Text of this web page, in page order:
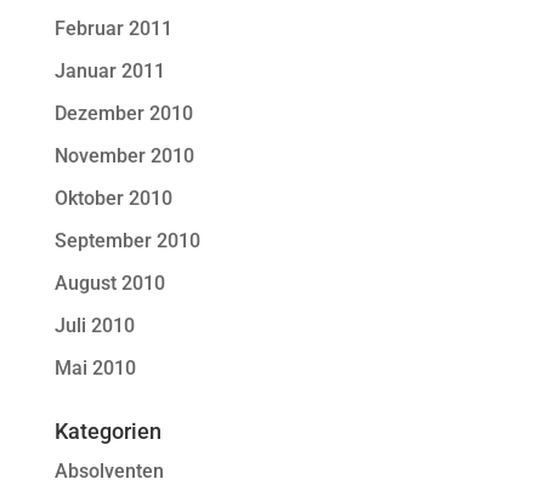
Februar 2011
Januar 2011
Dezember 2010
November 2010
Oktober 2010
September 2010
August 2010
Juli 2010
Mai 2010
Kategorien
Absolventen